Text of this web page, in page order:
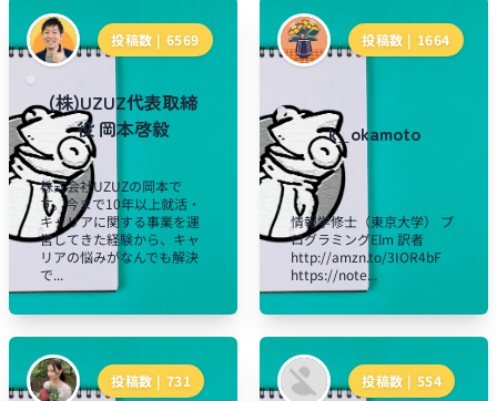
投稿数 | 6569
(株)UZUZ代表取締
役 岡本啓毅
株式会社UZUZの岡本で
す。今まで10年以上就活・
キャリアに関する事業を運
営してきた経験から、キャ
リアの悩みがなんでも解決
で...
投稿数 | 1664
k_okamoto
情報学修士（東京大学） プ
ログラミングElm 訳者
http://amzn.to/3IOR4bF
https://note...
投稿数 | 731 投稿数 | 554